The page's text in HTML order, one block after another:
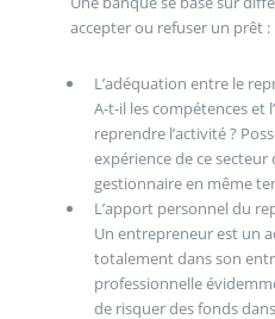
accepter ou refuser un prêt :
L’adéquation entre le
A-t-il les compétences et
reprendre l’activité ?
expérience de ce secteur
gestionnaire en même
L’apport personnel du
Un entrepreneur est un
totalement dans son
professionnelle
de risquer des fonds